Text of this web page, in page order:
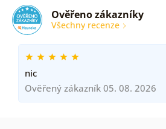
Ověřeno zákazníky
Všechny recenze
nic
Ověřený zákazník 05. 08. 2026